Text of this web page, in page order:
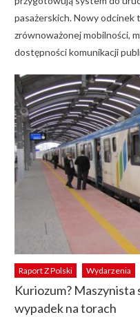
pasażerskich. Nowy
zrównoważonej mobilności,
dostępności komunikacji
Raport Z Polski Wydarzenia
Kuriozum? Maszynista
wypadek na torach